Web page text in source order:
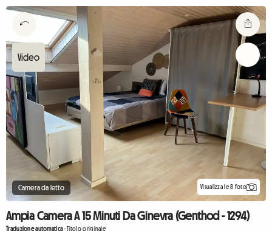
Camera da letto Visualizza le 8 foto
Ampia Camera A 15 Minuti Da Ginevra (Genthod - 1294)
Traduzione automatica-Titolo originale